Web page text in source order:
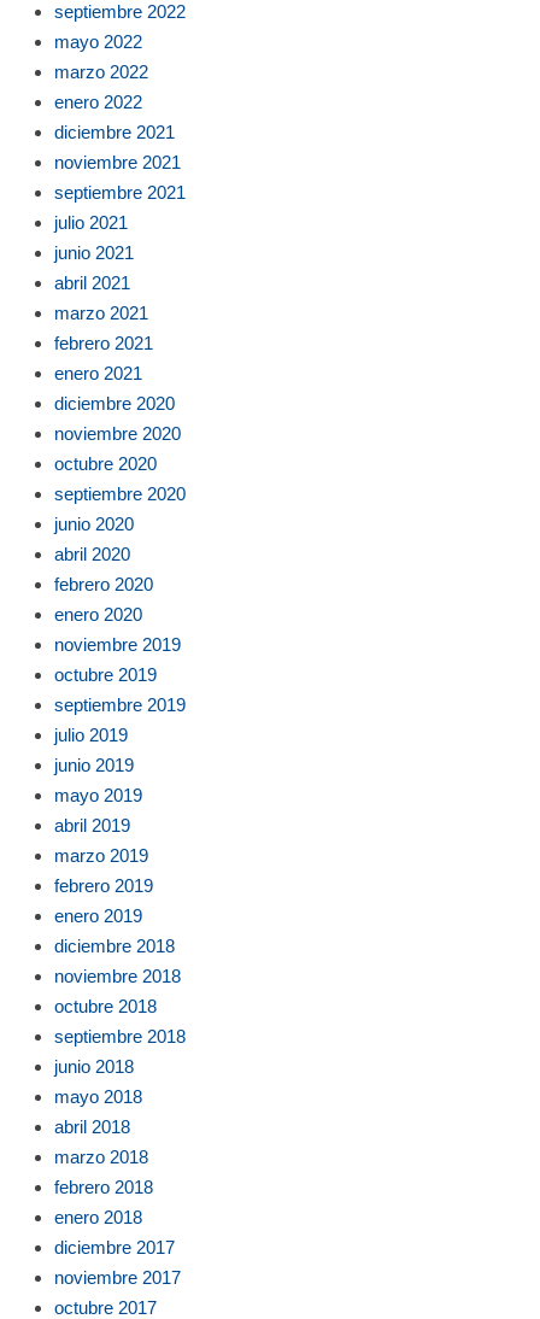
septiembre 2022
mayo 2022
marzo 2022
enero 2022
diciembre 2021
noviembre 2021
septiembre 2021
julio 2021
junio 2021
abril 2021
marzo 2021
febrero 2021
enero 2021
diciembre 2020
noviembre 2020
octubre 2020
septiembre 2020
junio 2020
abril 2020
febrero 2020
enero 2020
noviembre 2019
octubre 2019
septiembre 2019
julio 2019
junio 2019
mayo 2019
abril 2019
marzo 2019
febrero 2019
enero 2019
diciembre 2018
noviembre 2018
octubre 2018
septiembre 2018
junio 2018
mayo 2018
abril 2018
marzo 2018
febrero 2018
enero 2018
diciembre 2017
noviembre 2017
octubre 2017